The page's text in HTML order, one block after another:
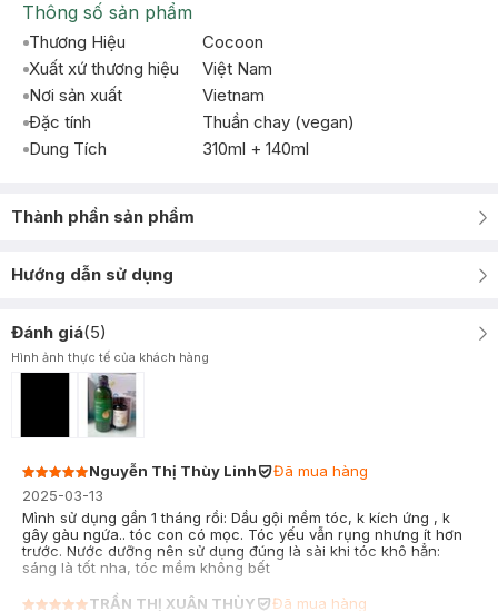
Thông số sản phẩm
Thương Hiệu
Cocoon
Xuất xứ thương hiệu
Việt Nam
Nơi sản xuất
Vietnam
Đặc tính
Thuần chay (vegan)
Dung Tích
310ml + 140ml
Thành phần sản phẩm
Hướng dẫn sử dụng
Đánh giá(5)
Hình ảnh thực tế của khách hàng
Nguyễn Thị Thùy Linh
Đã mua hàng
2025-03-13
Mình sử dụng gần 1 tháng rồi: Dầu gội mềm tóc, k kích ứng , k
gây gàu ngứa.. tóc con có mọc. Tóc yếu vẫn rụng nhưng ít hơn
trước. Nước dưỡng nên sử dụng đúng là sài khi tóc khô hẳn:
sáng là tốt nha, tóc mềm không bết
TRẦN THỊ XUÂN THÙY
Đã mua hàng